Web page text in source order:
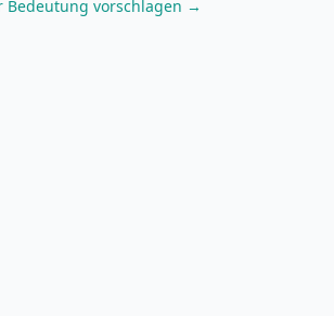
Bedeutung vorschlagen →